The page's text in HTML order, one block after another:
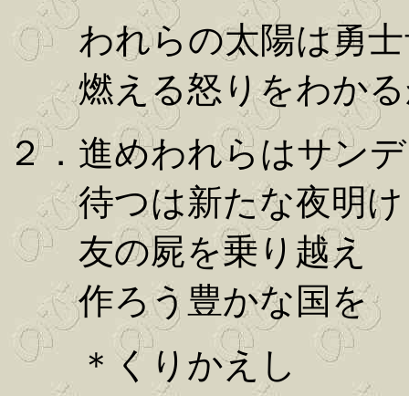
われらの太陽は勇士
燃える怒りをわかる
２．進めわれらはサン
待つは新たな夜明け
友の屍を乗り越え
作ろう豊かな国を
＊くりかえし